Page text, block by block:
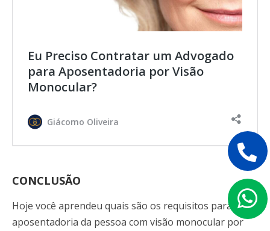
Eu Preciso Contratar um Advogado
para Aposentadoria por Visão
Monocular?
Giácomo Oliveira
CONCLUSÃO
Hoje você aprendeu quais são os requisitos para a
aposentadoria da pessoa com visão monocular por